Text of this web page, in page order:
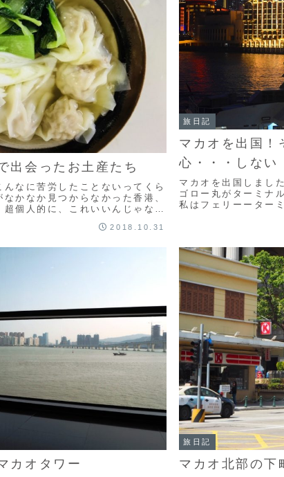
出会ったお土産たち
なに苦労したことないってくら
かなか見つからなかった香港、
個人的に、これいいんじゃない
2018.10.31
旅日記
マカオを出国！
心・・・しない
マカオを出国しまし
ゴロー丸がターミナ
私はフェリーーター
カオタワー
旅日記
マカオ北部の下